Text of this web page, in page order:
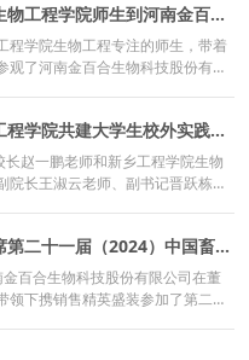
六届太阳鸟·畜牧营养与创新大
第六届太阳鸟·畜牧营养与创新大
开。 论坛现场，热闹非凡，人群
为本次大会的支持单位，携带公司
众多参会者的目光。 2024中国饲
2024中国饲料工业展览会在厦门
技术企业，河南金百合生物科技股
会。 在本次展会上，河南金百合
富，吸引了众多参观者的目光。 新
号馆B041展位上一经亮相，就
该产品表示出了浓厚的兴趣，纷纷
次展会，河南金百合生物的技术人
入的交流，进一步了解了市场的需
热烈欢迎新乡工程学院生物工程学院师生到河南金百合生物参观学习！
程学院生物工程专注的师生，带着
观了河南金百合生物科技股份有限
研发质检中心 生产车间 合影留
着生物技术领域，致力于发酵微生
种选育体系、严谨的生产工艺规
的教授级服务团队，并通过了
、ISO22000多项标准化管理
酸梭菌质量保障体系，保障了丁
在。 河南金百合生物是一个大平
后，选择在河南金百合生物就业。
机会，也随时欢迎同学们再次莅临
河南金百合生物与新乡工程学院共建大学生校外实践教育基地与就业创业实习实践基地
赵一鹏老师和新乡工程学院生物
院长王淑云老师、副书记晋跃栋老
等人陪同接待，双方共同为校企合
大学生就业创业实习实践基地挂
生物和新乡工程学院来说都具有重
而言，通过与学校的合作可以引进
的研发和生产能力，推动企业的持
河南金百合生物盛装出席第二十一届（2024）中国畜牧业博览会
百合生物科技股份有限公司在董
领下携销售精英盛装参加了第二十